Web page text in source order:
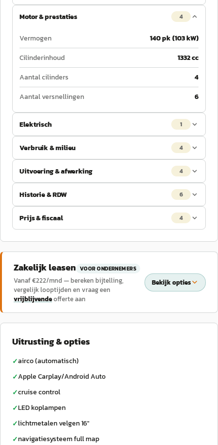
Motor & prestaties 4
Vermogen
140 pk (103 kW)
Cilinderinhoud
1332 cc
Aantal cilinders
4
Aantal versnellingen
6
Elektrisch 1
Verbruik & milieu 4
Uitvoering & afwerking 4
Historie & RDW 6
Prijs & fiscaal 4
Zakelijk leasen VOOR ONDERNEMERS
Vanaf €222/mnd — bereken bijtelling,
vergelijk looptijden en vraag een
vrijblijvendeofferte aan
Bekijk opties
Uitrusting & opties
✓airco (automatisch)
✓Apple Carplay/Android Auto
✓cruise control
✓LED koplampen
✓lichtmetalen velgen 16"
✓navigatiesysteem full map